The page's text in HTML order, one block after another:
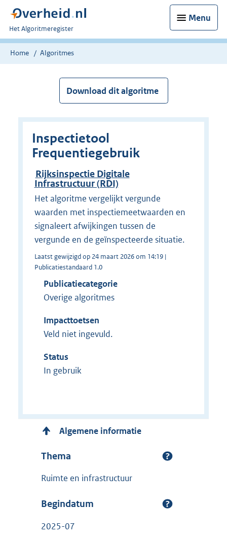
Menu
U
bent
nu
Het Algoritmeregister
Home Algoritmes
Download dit algoritme
Inspectietool
Frequentiegebruik
Rijksinspectie Digitale
Infrastructuur (RDI)
Het algoritme vergelijkt vergunde
waarden met inspectiemeetwaarden en
signaleert afwijkingen tussen de
vergunde en de geïnspecteerde situatie.
Laatst gewijzigd op 24 maart 2026 om 14:19 |
Publicatiestandaard 1.0
Publicatiecategorie
Overige algoritmes
Impacttoetsen
Veld niet ingevuld.
Status
In gebruik
Algemene informatie
Thema
Ruimte en infrastructuur
Begindatum
2025-07